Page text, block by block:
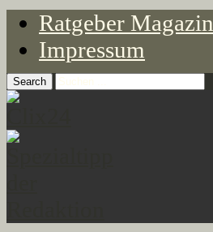
Ratgeber Magazin
Impressum